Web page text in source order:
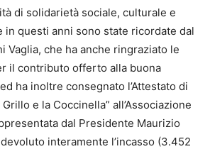
di solidarietà sociale, culturale e
in questi anni sono state ricordate dal
Vaglia, che ha anche ringraziato le
il contributo offerto alla buona
ha inoltre consegnato l’Attestato di
e la Coccinella” all’Associazione
dal Presidente Maurizio
interamente l’incasso (3.452